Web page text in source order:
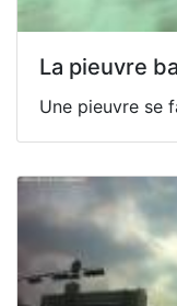
La pieuvre
Une pieuvre se